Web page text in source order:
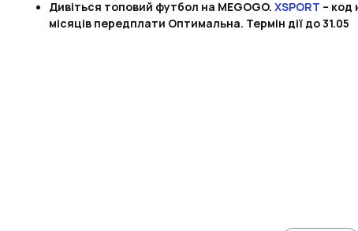
Дивіться топовий футбол на MEGOGO. XSPORT – код
місяців передплати Оптимальна. Термін дії до 31.05